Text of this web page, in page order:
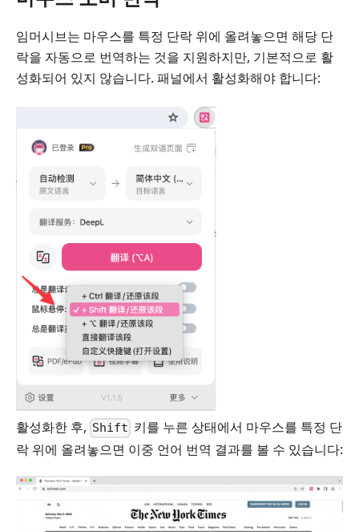
임머시브는 마우스를 특정 단락 위에 올려놓으면 해당 단
락을 자동으로 번역하는 것을 지원하지만, 기본적으로 활
성화되어 있지 않습니다. 패널에서 활성화해야 합니다:
활성화한 후, Shift 키를 누른 상태에서 마우스를 특정 단
락 위에 올려놓으면 이중 언어 번역 결과를 볼 수 있습니다: